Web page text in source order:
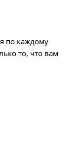
по каждому
то, что вам